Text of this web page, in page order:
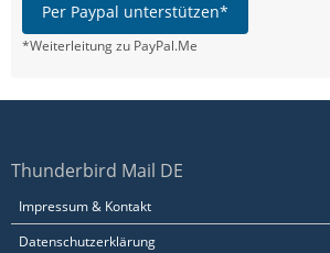
Per Paypal unterstützen*
*Weiterleitung zu PayPal.Me
Thunderbird Mail DE
Impressum & Kontakt
Datenschutzerklärung